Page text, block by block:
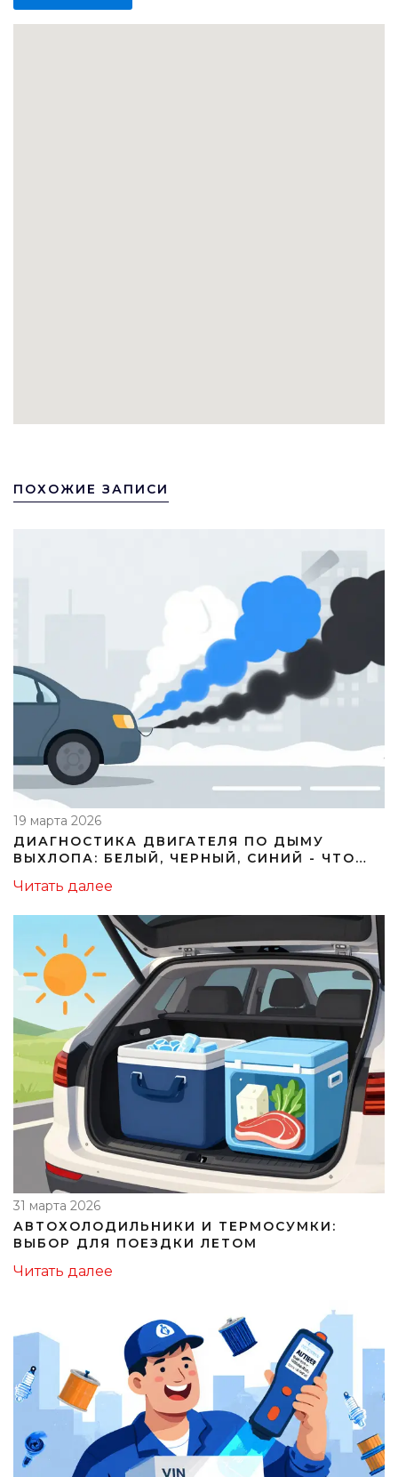
ПОХОЖИЕ ЗАПИСИ
19 марта 2026
ДИАГНОСТИКА ДВИГАТЕЛЯ ПО ДЫМУ
ВЫХЛОПА: БЕЛЫЙ, ЧЕРНЫЙ, СИНИЙ - ЧТО
Читать далее
31 марта 2026
АВТОХОЛОДИЛЬНИКИ И ТЕРМОСУМКИ:
ВЫБОР ДЛЯ ПОЕЗДКИ ЛЕТОМ
Читать далее